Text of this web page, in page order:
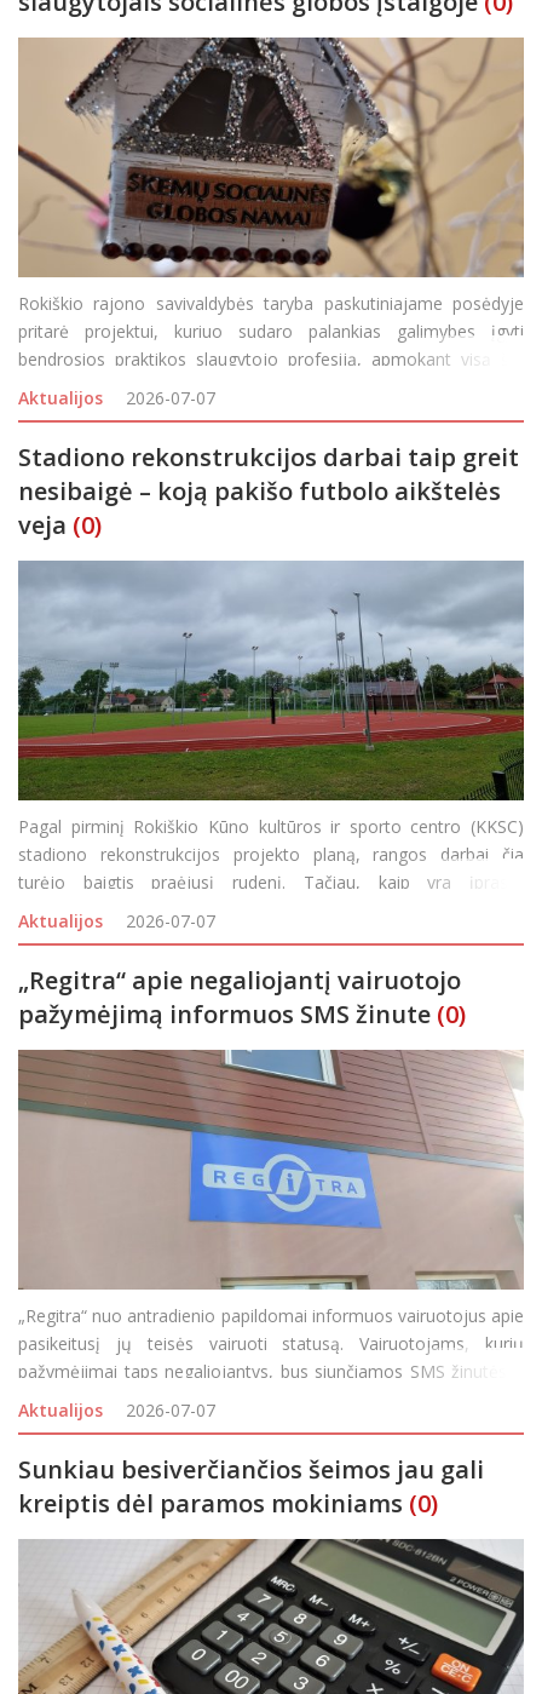
Rokiškio rajono savivaldybės taryba paskutiniajame posėdyje
pritarė projektui, kuriuo sudaro palankias galimybes įgyti
bendrosios praktikos slaugytojo profesiją, apmokant visą šių
studijų programą. Idėjos iniciatorė – Skemų socialinių blogos
namų direktorė Greta Žilėnienė pamačiu
Aktualijos 2026-07-07
Stadiono rekonstrukcijos darbai taip greit
nesibaigė – koją pakišo futbolo aikštelės
veja (0)
Pagal pirminį Rokiškio Kūno kultūros ir sporto centro (KKSC)
stadiono rekonstrukcijos projekto planą, rangos darbai čia
turėjo baigtis praėjusį rudenį. Tačiau, kaip yra įprasta
įgyvendinant didžiulio masto projektus, dėl darbų eigoje
iškylančių netikėtų, neplanuotų iššūki
Aktualijos 2026-07-07
„Regitra“ apie negaliojantį vairuotojo
pažymėjimą informuos SMS žinute (0)
„Regitra“ nuo antradienio papildomai informuos vairuotojus apie
pasikeitusį jų teisės vairuoti statusą. Vairuotojams, kurių
pažymėjimai taps negaliojantys, bus siunčiamos SMS žinutės ir
pranešimai elektroniniu paštu. „Automatiniai pranešimai bus
siunčiami tie
Aktualijos 2026-07-07
Sunkiau besiverčiančios šeimos jau gali
kreiptis dėl paramos mokiniams (0)